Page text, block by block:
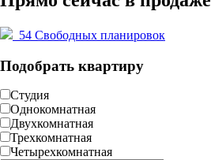
54 Свободных планировок
Подобрать квартиру
Студия
Однокомнатная
Двухкомнатная
Трехкомнатная
Четырехкомнатная